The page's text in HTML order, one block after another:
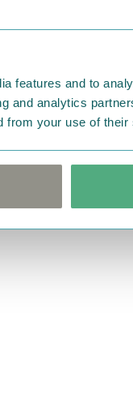
features and to
and analytics
from your use of